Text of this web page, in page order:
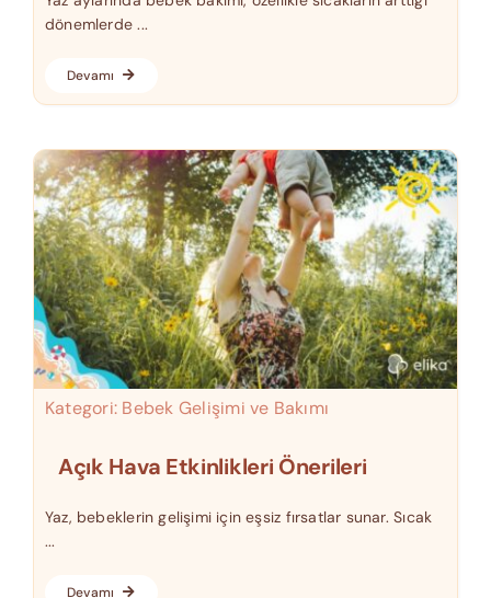
dönemlerde ...
Devamı
Kategori: Bebek Gelişimi ve Bakımı
Açık Hava Etkinlikleri Önerileri
Yaz, bebeklerin gelişimi için eşsiz fırsatlar sunar. Sıcak
...
Devamı